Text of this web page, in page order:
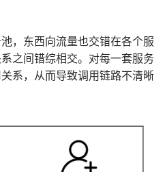
，东西向流量也交错在各个服
之间错综相交。对每一套服务
系，从而导致调用链路不清晰